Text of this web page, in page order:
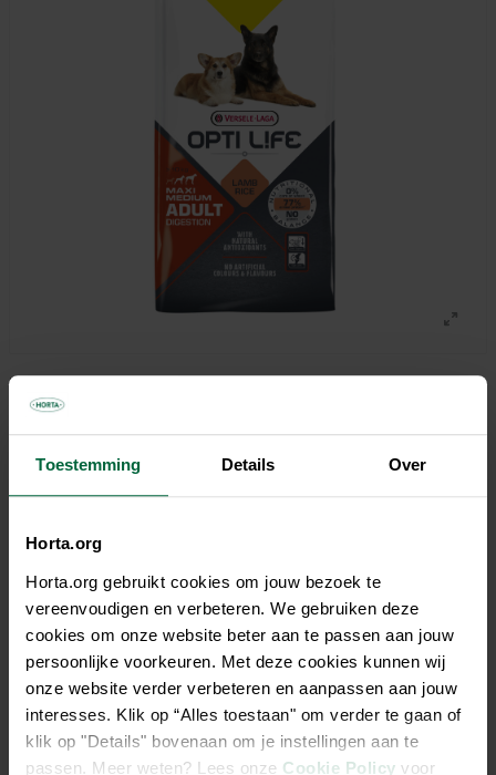
Toestemming Details Over
Horta.org
Horta.org gebruikt cookies om jouw bezoek te
vereenvoudigen en verbeteren. We gebruiken deze
cookies om onze website beter aan te passen aan jouw
persoonlijke voorkeuren. Met deze cookies kunnen wij
onze website verder verbeteren en aanpassen aan jouw
interesses. Klik op “Alles toestaan" om verder te gaan of
klik op "Details" bovenaan om je instellingen aan te
passen. Meer weten? Lees onze Cookie Policy voor
Maat
1750 gr + 750 gr 2,5kg 12,5kg
€ 70,75
Niet elke winkel heeft hetzelfde assortiment